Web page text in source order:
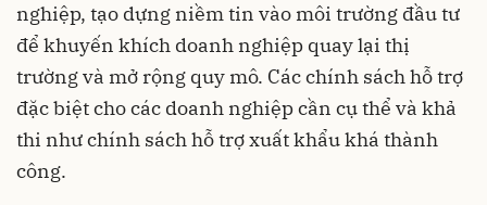
nghiệp, tạo dựng niềm tin vào môi trường đầu tư
để khuyến khích doanh nghiệp quay lại thị
trường và mở rộng quy mô. Các chính sách hỗ trợ
đặc biệt cho các doanh nghiệp cần cụ thể và khả
thi như chính sách hỗ trợ xuất khẩu khá thành
công.